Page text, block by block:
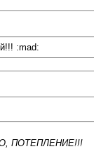
:mad:
ПОТЕПЛЕНИЕ!!!